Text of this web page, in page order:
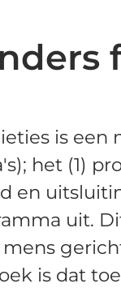
is
het (1)
uit.
is dat